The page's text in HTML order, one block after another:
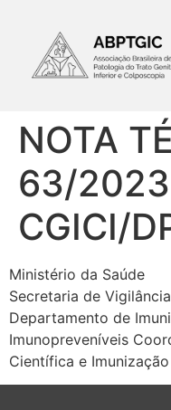
NOTA
63/
CGICI/
Ministério da Saúde
Secretaria de
Departamento de
Imunopreveníveis
Científica e Imunização